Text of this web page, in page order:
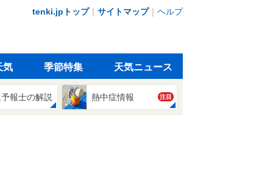
tenki.jpトップ｜ サイトマップ｜ ヘルプ
気 季節特集 天気ニュース
報士の解説 熱中症情報 注目